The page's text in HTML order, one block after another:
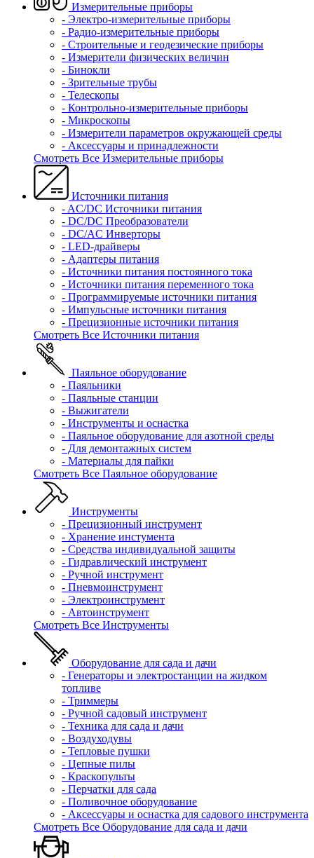
Измерительные приборы
- Электро-измерительные приборы
- Радио-измерительные приборы
- Строительные и геодезические приборы
- Измерители физических величин
- Бинокли
- Зрительные трубы
- Телескопы
- Контрольно-измерительные приборы
- Микроскопы
- Измерители параметров окружающей среды
- Аксессуары и принадлежности
Смотреть Все Измерительные приборы
Источники питания
- AC/DC Источники питания
- DC/DC Преобразователи
- DC/AC Инверторы
- LED-драйверы
- Адаптеры питания
- Источники питания постоянного тока
- Источники питания переменного тока
- Программируемые источники питания
- Импульсные источники питания
- Прецизионные источники питания
Смотреть Все Источники питания
Паяльное оборудование
- Паяльники
- Паяльные станции
- Выжигатели
- Инструменты и оснастка
- Паяльное оборудование для азотной среды
- Для демонтажных систем
- Материалы для пайки
Смотреть Все Паяльное оборудование
Инструменты
- Прецизионный инструмент
- Хранение инстумента
- Средства индивидуальной защиты
- Гидравлический инструмент
- Ручной инструмент
- Пневмоинструмент
- Электроинструмент
- Автоинструмент
Смотреть Все Инструменты
Оборудование для сада и дачи
- Генераторы и электростанции на жидком
топливе
- Триммеры
- Ручной садовый инструмент
- Техника для сада и дачи
- Воздуходувы
- Тепловые пушки
- Цепные пилы
- Краскопульты
- Перчатки для сада
- Поливочное оборудование
- Аксессуары и оснастка для садового инструмента
Смотреть Все Оборудование для сада и дачи